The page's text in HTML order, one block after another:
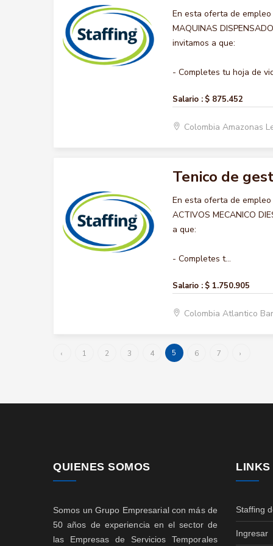
En esta oferta de
MAQUINAS
invitamos a que:
- Completes tu hoja de
Salario : $ 875.452
Colombia Amazonas
Tenico de
En esta oferta de
ACTIVOS MECANICO
a que:
- Completes t...
Salario : $ 1.750.905
Colombia Atlantico
‹ 1 2 3 4 5 6 7 ›
QUIENES SOMOS
Somos un Grupo Empresarial con más de
50 años de experiencia en el sector de
las Empresas de Servicios Temporales
LINKS
Staffing
Ingresar